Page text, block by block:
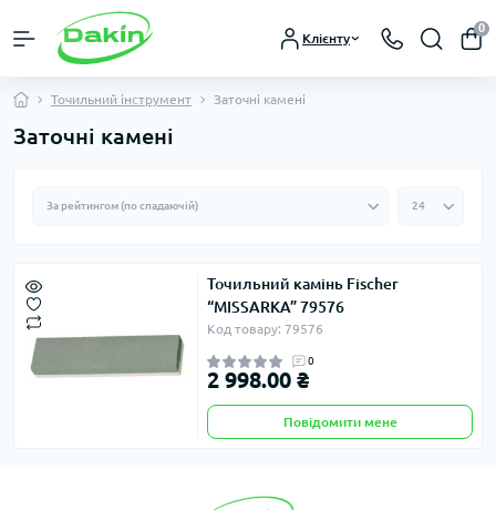
Клієнту
0
Точильний інструмент Заточні камені
Заточні камені
Точильний камінь Fischer
“MISSARKA” 79576
Код товару: 79576
0
2 998.00 ₴
Повідомити мене